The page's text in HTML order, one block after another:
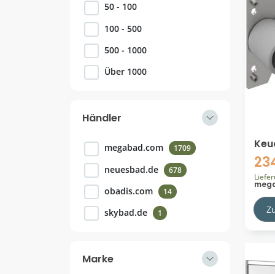
50 - 100
100 - 500
500 - 1000
Über 1000
Händler
megabad.com 1709
neuesbad.de 678
obadis.com 14
skybad.de 1
Marke